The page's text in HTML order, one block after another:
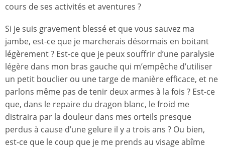
cours de ses activités et aventures ?
Si je suis gravement blessé et que vous sauvez ma
jambe, est-ce que je marcherais désormais en boitant
légèrement ? Est-ce que je peux souffrir d’une paralysie
légère dans mon bras gauche qui m’empêche d’utiliser
un petit bouclier ou une targe de manière efficace, et ne
parlons même pas de tenir deux armes à la fois ? Est-ce
que, dans le repaire du dragon blanc, le froid me
distraira par la douleur dans mes orteils presque
perdus à cause d’une gelure il y a trois ans ? Ou bien,
est-ce que le coup que je me prends au visage abîme